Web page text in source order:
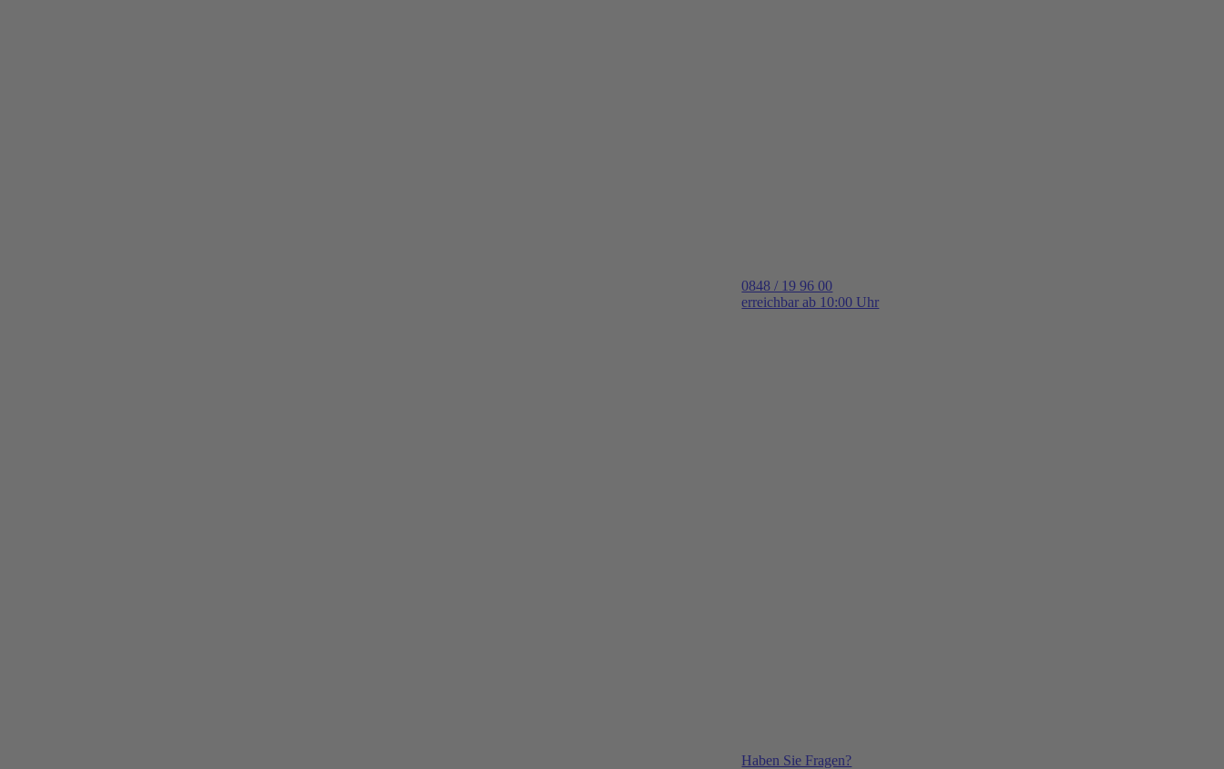
0848 / 19 96 00
erreichbar ab 10:00 Uhr
Haben Sie Fragen?